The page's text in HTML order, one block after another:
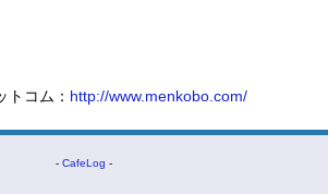
トコム： http://www.menkobo.com/
- CafeLog -